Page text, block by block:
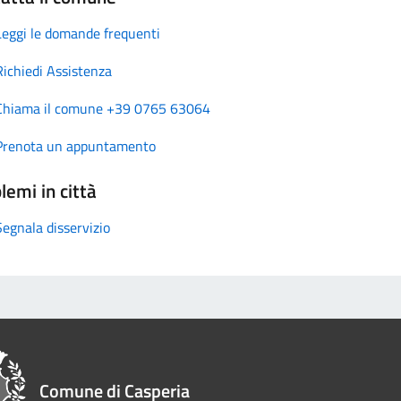
le domande frequenti
Assistenza
il comune +39 0765 63064
un appuntamento
in città
disservizio
Comune di Casperia